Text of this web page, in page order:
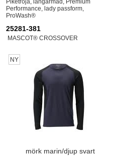
Performance, lady passform,
ProWash®
25281-381
MASCOT® CROSSOVER
NY
mörk marin/djup svart